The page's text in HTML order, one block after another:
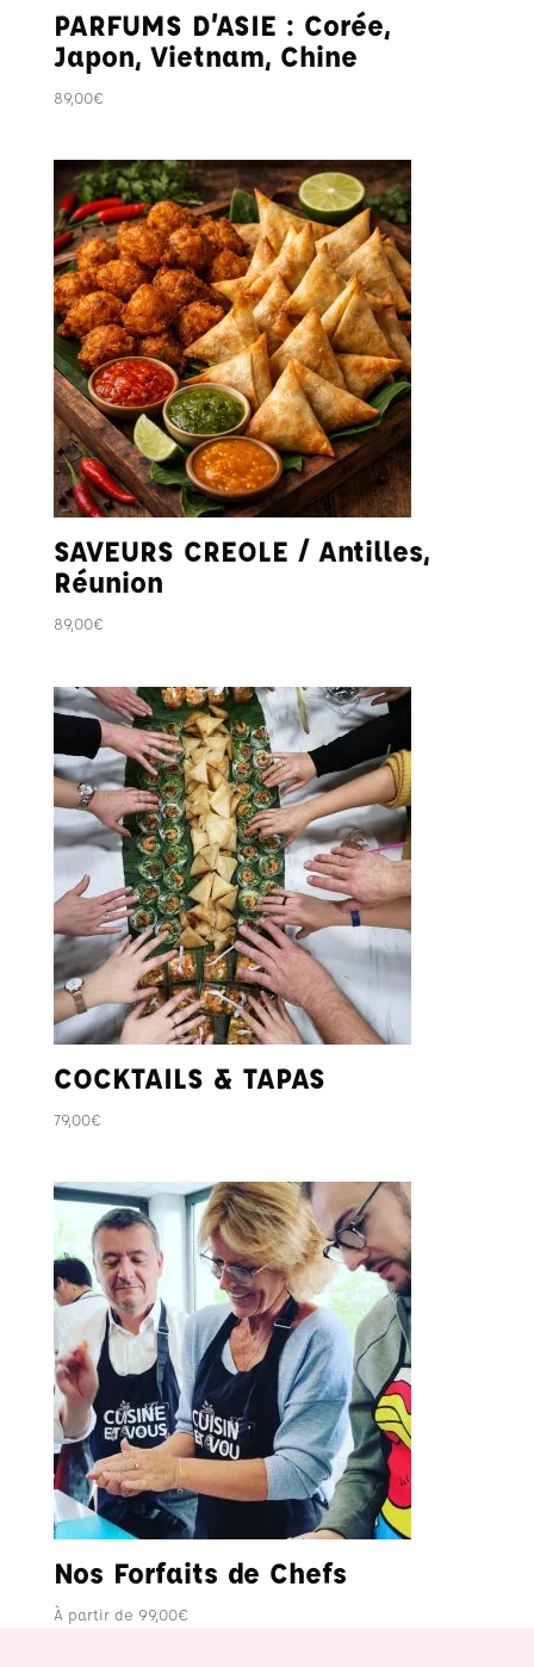
PARFUMS D’ASIE : Corée,
Japon, Vietnam, Chine
89,00€
SAVEURS CREOLE / Antilles,
Réunion
89,00€
COCKTAILS & TAPAS
79,00€
Nos Forfaits de Chefs
À partir de 99,00€